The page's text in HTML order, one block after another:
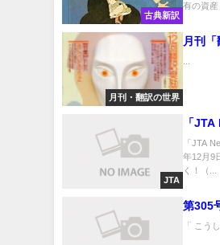
古典新訳
有の資産
月刊・翻訳の世界
月刊
JTA
「
「JTA
年12月9
く！（...
第305
「 こう